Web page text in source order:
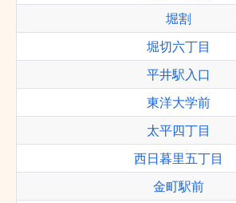
堀割
堀切六丁目
平井駅入口
東洋大学前
太平四丁目
西日暮里五丁目
金町駅前